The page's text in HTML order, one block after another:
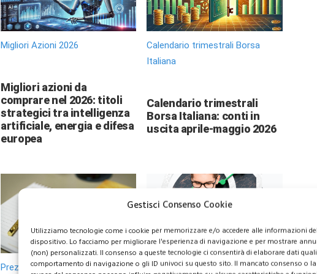
Gestisci Consenso Cookie
Utilizziamo tecnologie come i cookie per memorizzare e/o accedere alle informazioni del
dispositivo. Lo facciamo per migliorare l'esperienza di navigazione e per mostrare
(non) personalizzati. Il consenso a queste tecnologie ci consentirà di elaborare dati
comportamento di navigazione o gli ID univoci su questo sito. Il mancato consenso o la
Migliori Azioni 2026
Migliori azioni da
comprare nel 2026: titoli
strategici tra intelligenza
artificiale, energia e difesa
europea
Calendario trimestrali Borsa
Italiana
Calendario trimestrali
Borsa Italiana: conti in
uscita aprile-maggio 2026
Prezzo Oro Azioni Bance Europee